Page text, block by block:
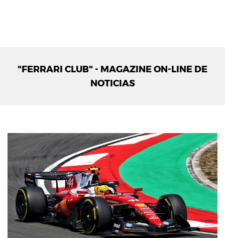
"FERRARI CLUB" - MAGAZINE ON-LINE DE
NOTICIAS